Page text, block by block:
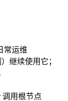
常运维
继续使用它；
调用根节点